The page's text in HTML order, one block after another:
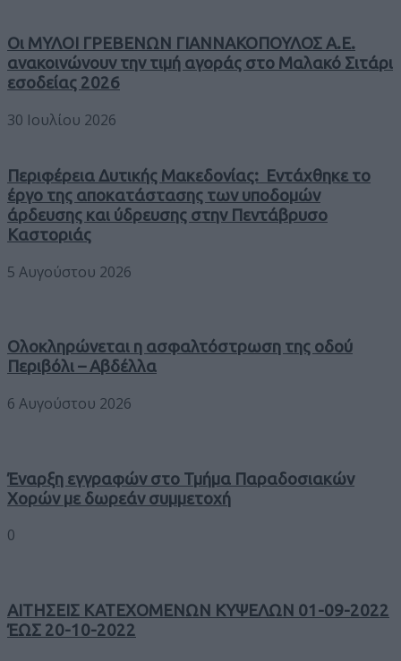
Οι ΜΥΛΟΙ ΓΡΕΒΕΝΩΝ ΓΙΑΝΝΑΚΟΠΟΥΛΟΣ Α.Ε.
ανακοινώνουν την τιμή αγοράς στο Μαλακό Σιτάρι
εσοδείας 2026
30 Ιουλίου 2026
Περιφέρεια Δυτικής Μακεδονίας: Εντάχθηκε το
έργο της αποκατάστασης των υποδομών
άρδευσης και ύδρευσης στην Πεντάβρυσο
Καστοριάς
5 Αυγούστου 2026
Ολοκληρώνεται η ασφαλτόστρωση της οδού
Περιβόλι – Αβδέλλα
6 Αυγούστου 2026
Έναρξη εγγραφών στο Τμήμα Παραδοσιακών
Χορών με δωρεάν συμμετοχή
0
ΑΙΤΗΣΕΙΣ ΚΑΤΕΧΟΜΕΝΩΝ ΚΥΨΕΛΩΝ 01-09-2022
ΈΩΣ 20-10-2022